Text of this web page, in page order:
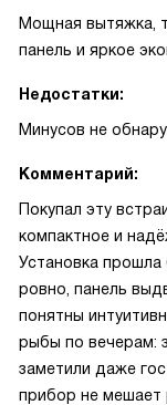
Мощная вытяжка,
панель и яркое
Недостатки:
Минусов не
Комментарий:
Покупал эту
компактное и
Установка прошла
ровно, панель
понятны
рыбы по вечерам:
заметили даже
прибор не мешает